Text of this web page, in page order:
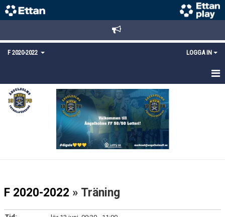
F 2020-2022 LOGGA IN
HEM
NYHETER
F 2020-2022 » Träning